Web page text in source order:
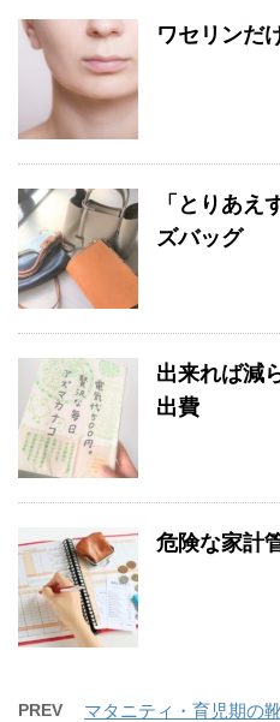
ワセリンだ
「とりあえ
ズバッグ
出来れば減
出費
危険な家計
PREV
マタニティ・育児期の